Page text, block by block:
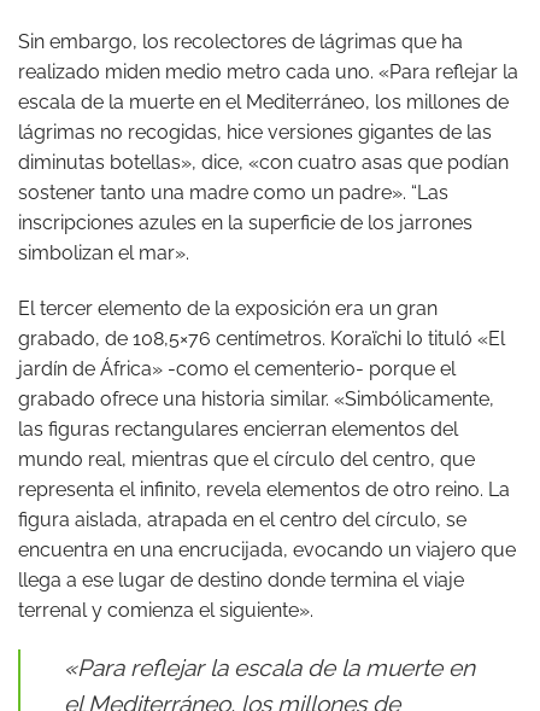
Sin embargo, los recolectores de lágrimas que ha
realizado miden medio metro cada uno. «Para reflejar la
escala de la muerte en el Mediterráneo, los millones de
lágrimas no recogidas, hice versiones gigantes de las
diminutas botellas», dice, «con cuatro asas que podían
sostener tanto una madre como un padre». “Las
inscripciones azules en la superficie de los jarrones
simbolizan el mar».
El tercer elemento de la exposición era un gran
grabado, de 108,5×76 centímetros. Koraïchi lo tituló «El
jardín de África» -como el cementerio- porque el
grabado ofrece una historia similar. «Simbólicamente,
las figuras rectangulares encierran elementos del
mundo real, mientras que el círculo del centro, que
representa el infinito, revela elementos de otro reino. La
figura aislada, atrapada en el centro del círculo, se
encuentra en una encrucijada, evocando un viajero que
llega a ese lugar de destino donde termina el viaje
terrenal y comienza el siguiente».
«Para reflejar la escala de la muerte en
el Mediterráneo, los millones de